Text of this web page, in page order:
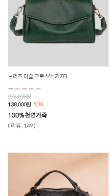
브리즈 다즐 크로스백 ZIZEL
276,000원
138,000원 50%
( 리뷰 : 149 )